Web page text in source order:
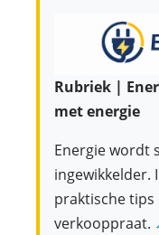
Rubriek |
met energie
Energie wordt
ingewikkelder.
praktische
verkooppraat.